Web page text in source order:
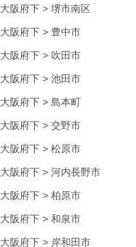
大阪府下 >堺市南区
大阪府下 > 豊中市
大阪府下 > 吹田市
大阪府下 >池田市
大阪府下 >島本町
大阪府下 >交野市
大阪府下 >松原市
大阪府下 >河内長野市
大阪府下 >柏原市
大阪府下 >和泉市
大阪府下 > 岸和田市